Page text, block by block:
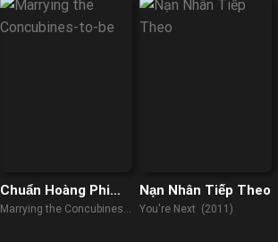
Chuẩn Hoàng Phi
Hight Lên Nào
Marrying the Concubines-
Nạn Nhân Tiếp Theo
You're Next (2011)